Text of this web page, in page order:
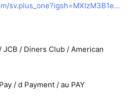
www.instagram.com/sv.plus_one?igsh=MXIzM3B1enE2NTF1ZA%3D%3D&utm_source=qr
JCB / Diners Club / American
/ d Payment / au PAY